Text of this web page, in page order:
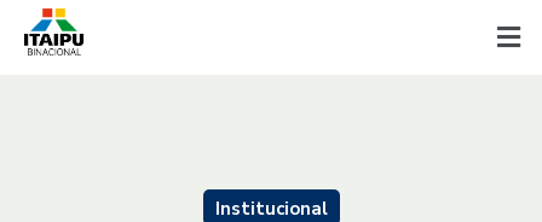
Institucional